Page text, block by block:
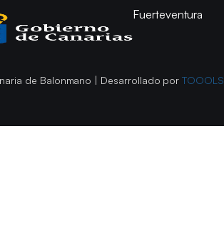
Fuerteventura
de Balonmano | Desarrollado porTOOOLS